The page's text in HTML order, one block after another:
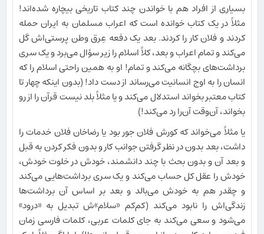
بسیاری از افراد هم با خواندن چند کتاب تاریخی بیچاره شده‌اند!
مثلاً در یک کتاب خوانده است که اعراب مسلمان به ایران حمله
کردند و فلان کار را کردند. بعد یک دفعه عِرق وطن پرستی‌اش گل
می‌کند و تمام اعراب و بعد، کلاً اسلام را زیر سؤال می‌برد و یک سری
برداشت‌های بچگانه می‌کند و تمام! او به همین راحتی اسلام را که
انسان را به اوج انسانیت می‌رساند از دست داد! (بدون اینکه چهار تا
کتاب معتبر بخواند استدلال می‌کند و یا مثلاً بلد نیست قرآن را از رو
بخواند، آن‌وقت آن‌را رد می‌کند!)
یا مثلاً می‌خواند که کورش فلان جور بود یا رضاخان فلان خدمات را
داشت، بعد بدون در نظر گرفتن جوانب کار و بدون فکر کردن به قبل
و بعد آن و بدون بحث با چند دانشمند، خودش در خلوت خودش،
خودش را عقل کل حساب می‌کند و یک سری برداشت‌هایی می‌کند
و چقدر هم به خودش می‌بالد و بعد بر اساس آن برداشت‌ها
زندگی‌اش را نابود می‌کند (کم‌کم «سلام»ش تبدیل به «درود»
می‌شود و سعی می‌کند به جای کلمات عربی، کلمات فارسی زمان